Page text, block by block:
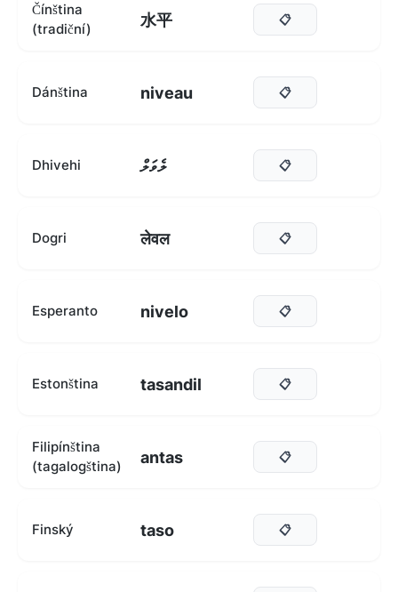
Čínština
(tradiční)
水平 📋
Dánština niveau 📋
Dhivehi ލެވަލް 📋
Dogri लेवल 📋
Esperanto nivelo 📋
Estonština tasandil 📋
Filipínština
(tagalogština)
antas 📋
Finský taso 📋